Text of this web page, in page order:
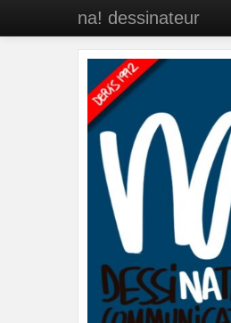
na! dessinateur